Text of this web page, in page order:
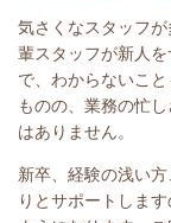
気さくなスタッフ
輩スタッフが新人
で、わからないこ
ものの、業務の忙
はありません。
新卒、経験の浅い
りとサポートしま